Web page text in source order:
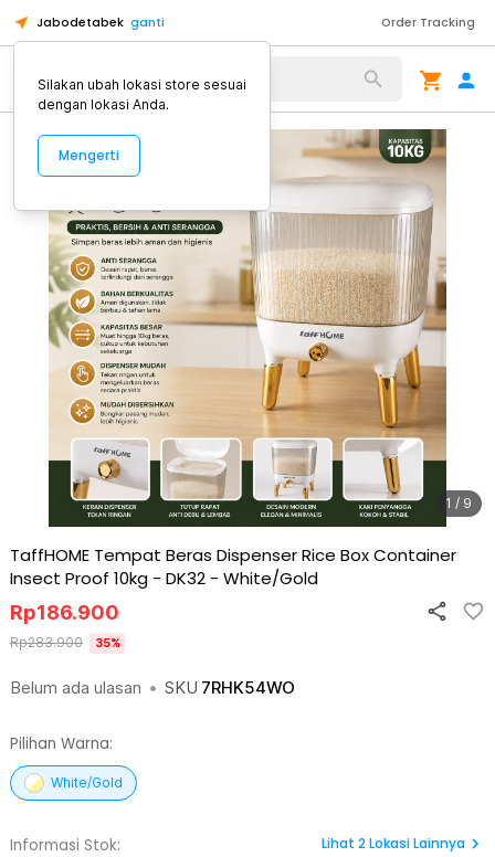
Jabodetabek ganti Order Tracking
Alat Kopi
1 / 9
TaffHOME Tempat Beras Dispenser Rice Box Container
Insect Proof 10kg - DK32 - White/Gold
Belum ada ulasan • SKU 7RHK54WO
Rp186.900
Rp283.900 35%
Pilihan Warna:
White/Gold
Informasi Stok:
Lihat 2Lokasi Lainnya
Silakan ubah lokasi store sesuai
dengan lokasi Anda.
Mengerti